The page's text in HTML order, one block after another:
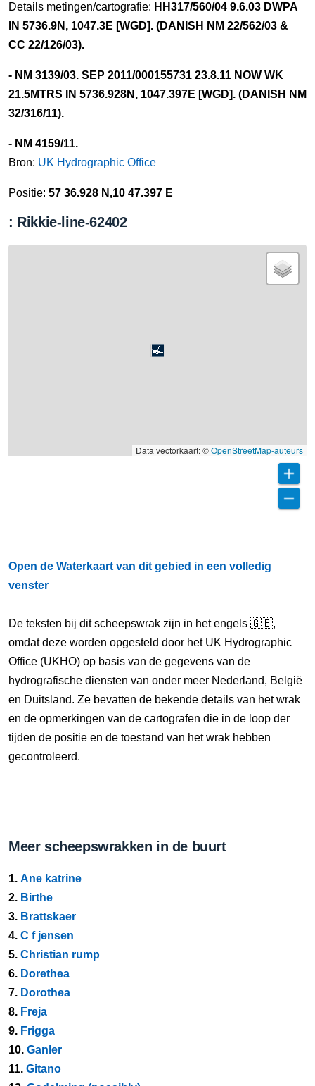
Details metingen/cartografie: HH317/560/04 9.6.03 DWPA
IN 5736.9N, 1047.3E [WGD]. (DANISH NM 22/562/03 &
CC 22/126/03).
- NM 3139/03. SEP 2011/000155731 23.8.11 NOW WK
21.5MTRS IN 5736.928N, 1047.397E [WGD]. (DANISH NM
32/316/11).
- NM 4159/11.
Bron: UK Hydrographic Office
Positie: 57 36.928 N,10 47.397 E
: Rikkie-line-62402
Data vectorkaart: ©OpenStreetMap-auteurs
Open de Waterkaart van dit gebied in een volledig
venster
De teksten bij dit scheepswrak zijn in het engels 🇬🇧,
omdat deze worden opgesteld door het UK Hydrographic
Office (UKHO) op basis van de gegevens van de
hydrografische diensten van onder meer Nederland, België
en Duitsland. Ze bevatten de bekende details van het wrak
en de opmerkingen van de cartografen die in de loop der
tijden de positie en de toestand van het wrak hebben
gecontroleerd.
Meer scheepswrakken in de buurt
1. Ane katrine
2. Birthe
3. Brattskaer
4. C f jensen
5. Christian rump
6. Dorethea
7. Dorothea
8. Freja
9. Frigga
10. Ganler
11. Gitano